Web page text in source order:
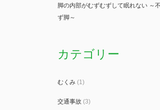
脚の内部がむずむずして眠れない ～
ず脚～
カテゴリー
むくみ(1)
交通事故(3)